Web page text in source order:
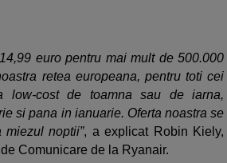
euro pentru mai mult de 500.000
retea europeana, pentru toti cei
low-cost de toamna sau de iarna,
si pana in ianuarie. Oferta noastra se
noptii”, a explicat Robin Kiely,
Comunicare de la Ryanair.